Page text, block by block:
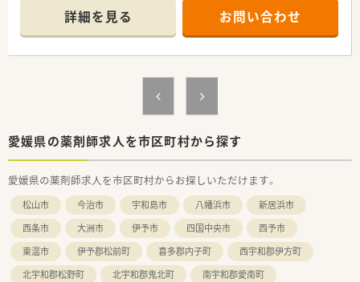
内科系を中心に複数科目応需しています。病院門前でスキル
アップを目指したい方にもおススメです。
■処方箋枚数は120枚/日程度です。
■薬剤師は常勤4名・事務2名体制です。
■調剤・監査・投薬・薬歴管理等、薬剤師業務全般をお願いしま
＜法人概要＞
■未経験・ブランク有の方も歓迎致します。丁寧に指導頂ける環
境です。
■自由闊達な風通しの良い社風が形成されている薬局
各自が目標を持ちつつも、お互いに助け合って楽しく働かれて
いる職場です。
■研修会や講演会等の参加への支援もあります。認定薬剤師資
格取得やスキルアップも可能。
詳細を見る お問い合わせ
愛媛県の薬剤師求人を市区町村から探す
愛媛県の薬剤師求人を市区町村からお探しいただけます。
松山市 今治市 宇和島市 八幡浜市
新居浜市
西条市
大洲市 伊予市 四国中央市
西予市
東温市
伊予郡松前町 喜多郡内子町
西宇和郡伊方町
北宇和郡松野町
北宇和郡鬼北町 南宇和郡愛南町